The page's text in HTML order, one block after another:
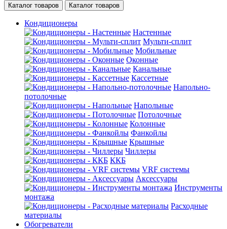
Каталог товаров Каталог товаров
Кондиционеры
Настенные
Мульти-сплит
Мобильные
Оконные
Канальные
Кассетные
Напольно-
потолочные
Напольные
Потолочные
Колонные
Фанкойлы
Крышные
Чиллеры
ККБ
VRF системы
Аксессуары
Инструменты
монтажа
Расходные
материалы
Обогреватели